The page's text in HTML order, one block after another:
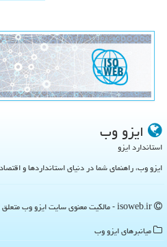
ایزو وب
استاندارد ایزو
ایزو وب، راهنمای شما در دنیای استانداردها و
میانبرهای ایزو وب